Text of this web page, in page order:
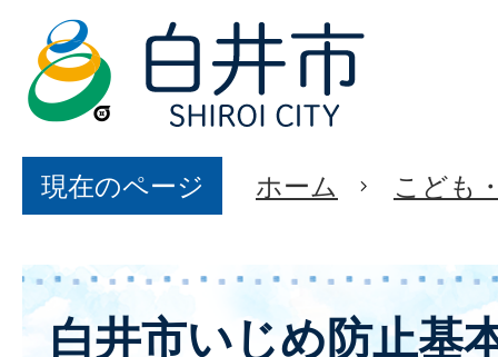
現在のページ ホーム こども
白井市いじめ防止基